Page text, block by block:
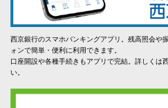
西京銀行のスマホバンキングアプリ。残高照会や
ォンで簡単・便利に利用できます。
口座開設や各種手続きもアプリで完結。詳しくは
い。